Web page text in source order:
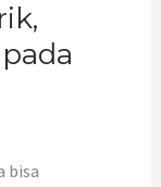
bisa